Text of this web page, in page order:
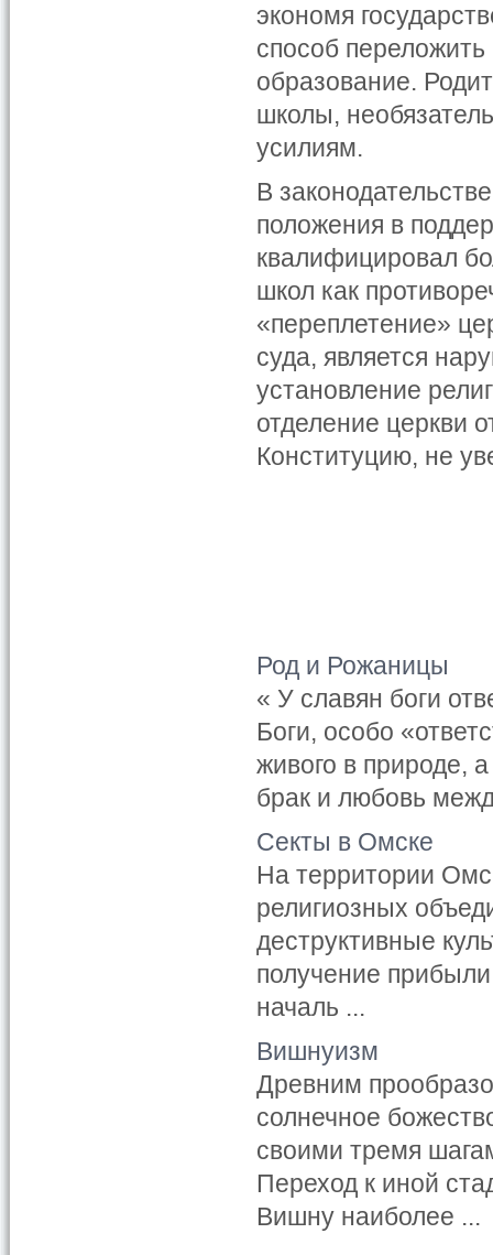
экономя
способ
образование.
школы,
усилиям.
В
положения в
квалифицировал
школ как
«переплетение»
суда, является
установление
отделение церкви
Конституцию, не
Род и Рожаницы
« У славян боги
Боги, особо
живого в природе,
брак и любовь
Секты в Омске
На территории
религиозных
деструктивные
получение
началь ...
Вишнуизм
Древним
солнечное
своими тремя
Переход к иной
Вишну наиболее ...